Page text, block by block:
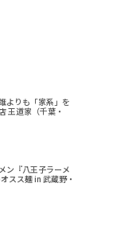
よりも「家系」を
王道家（千葉・
ン『八王子ラーメ
スス麺 in 武蔵野・